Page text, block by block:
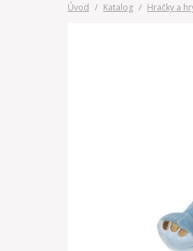
Úvod / Katalog / Hračky a